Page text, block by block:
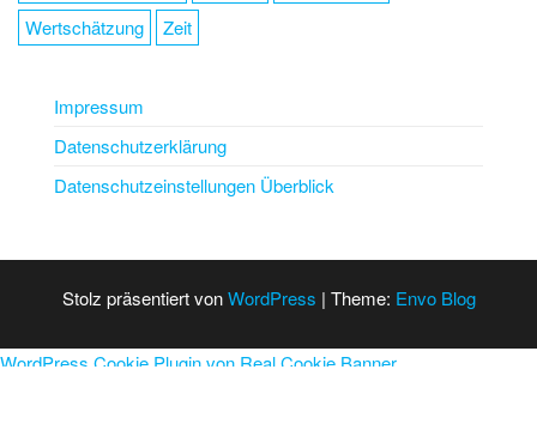
Wertschätzung
Zeit
Impressum
Datenschutzerklärung
Datenschutzeinstellungen Überblick
Stolz präsentiert vonWordPress | Theme: Envo Blog
WordPress Cookie Plugin von Real Cookie Banner